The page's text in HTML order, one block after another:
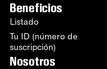
Beneficios
Listado
Tu ID (número de
suscripción)
Nosotros